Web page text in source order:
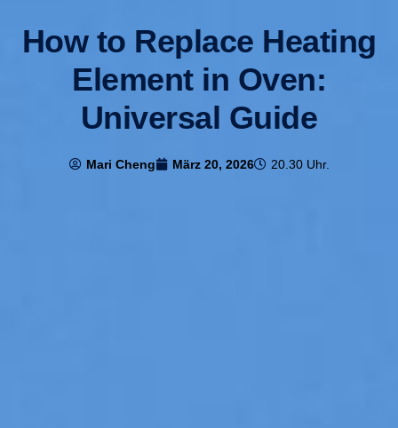
How to Replace Heating
Element in Oven:
Universal Guide
Mari Cheng März 20, 2026 20.30 Uhr.